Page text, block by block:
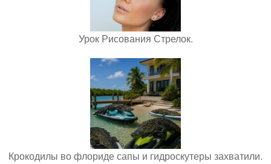
Урок Рисования Стрелок.
Крокодилы во флориде сапы и гидроскутеры захватили.